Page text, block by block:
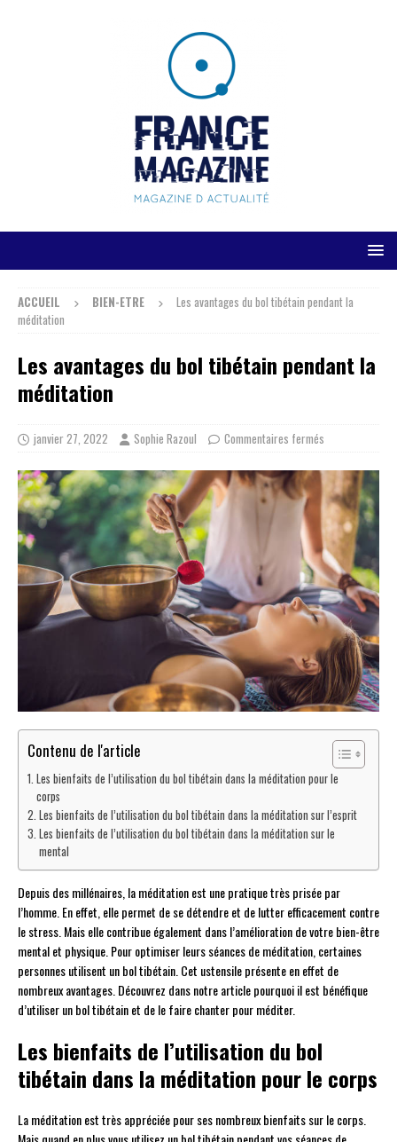
ACCUEIL BIEN-ETRE
Les avantages du bol tibétain pendant la
méditation
Les avantages du bol tibétain pendant la
méditation
janvier 27, 2022 Sophie Razoul Commentaires fermés
Contenu de l'article
Les bienfaits de l’utilisation du bol tibétain dans la méditation pour le
corps
Les bienfaits de l’utilisation du bol tibétain dans la méditation sur l’esprit
Les bienfaits de l’utilisation du bol tibétain dans la méditation sur le
mental
Depuis des millénaires, la méditation est une pratique très prisée par
l’homme. En effet, elle permet de se détendre et de lutter efficacement contre
le stress. Mais elle contribue également dans l’amélioration de votre bien-être
mental et physique. Pour optimiser leurs séances de méditation, certaines
personnes utilisent un bol tibétain. Cet ustensile présente en effet de
nombreux avantages. Découvrez dans notre article pourquoi il est bénéfique
d’utiliser un bol tibétain et de le faire chanter pour méditer.
Les bienfaits de l’utilisation du bol
tibétain dans la méditation pour le corps
La méditation est très appréciée pour ses nombreux bienfaits sur le corps.